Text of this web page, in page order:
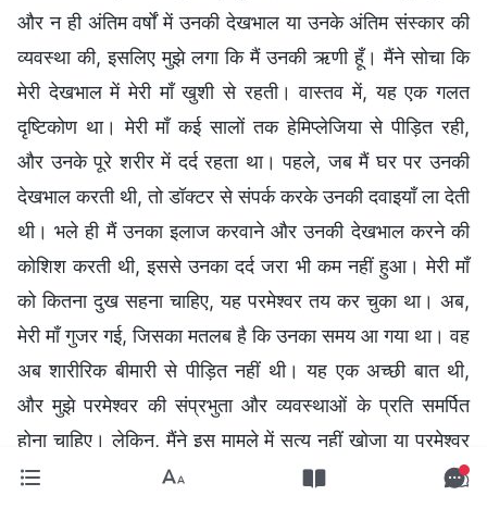
और न ही अंतिम वर्षों में उनकी देखभाल या उनके अंतिम संस्कार की
व्यवस्था की, इसलिए मुझे लगा कि मैं उनकी ऋणी हूँ। मैंने सोचा कि
मेरी देखभाल में मेरी माँ खुशी से रहती। वास्तव में, यह एक गलत
दृष्टिकोण था। मेरी माँ कई सालों तक हेमिप्लेजिया से पीड़ित रही,
और उनके पूरे शरीर में दर्द रहता था। पहले, जब मैं घर पर उनकी
देखभाल करती थी, तो डॉक्टर से संपर्क करके उनकी दवाइयाँ ला देती
थी। भले ही मैं उनका इलाज करवाने और उनकी देखभाल करने की
कोशिश करती थी, इससे उनका दर्द जरा भी कम नहीं हुआ। मेरी माँ
को कितना दुख सहना चाहिए, यह परमेश्वर तय कर चुका था। अब,
मेरी माँ गुजर गई, जिसका मतलब है कि उनका समय आ गया था। वह
अब शारीरिक बीमारी से पीड़ित नहीं थी। यह एक अच्छी बात थी,
और मुझे परमेश्वर की संप्रभुता और व्यवस्थाओं के प्रति समर्पित
होना चाहिए। लेकिन, मैंने इस मामले में सत्य नहीं खोजा या परमेश्वर
के फैसलों के प्रति समर्पण नहीं किया। मैं नकारात्मक थी और अपने